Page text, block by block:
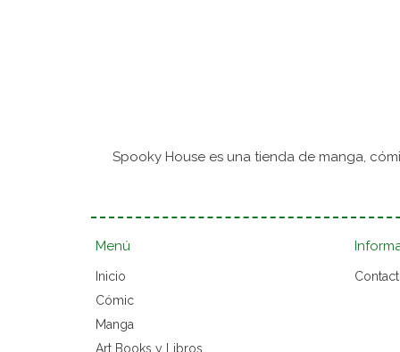
Spooky House es una tienda de manga,
Menú
Inicio
Cómic
Manga
Art Books y Libros